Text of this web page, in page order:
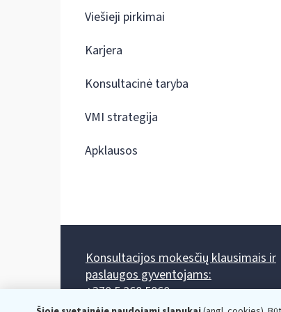
Viešieji pirkimai
Karjera
Konsultacinė taryba
VMI strategija
Apklausos
Konsultacijos mokesčių klausimais ir
paslaugos gyventojams:
+370 5 260 5060
Darbo laikas: I-IV 8.00-17.00, V 8.00-15.45.